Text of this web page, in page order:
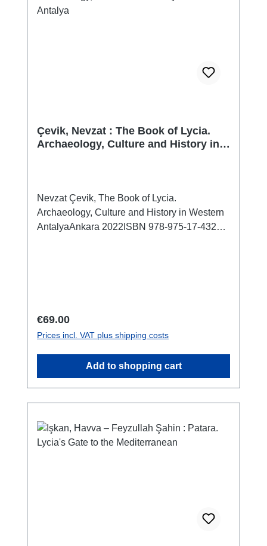
Çevik, Nevzat : The Book of Lycia.
Archaeology, Culture and History in
Nevzat Çevik, The Book of Lycia.
Archaeology, Culture and History in Western
AntalyaAnkara 2022ISBN 978-975-17-4322-
Regular price:
€69.00
Prices incl. VAT plus shipping costs
Add to shopping cart